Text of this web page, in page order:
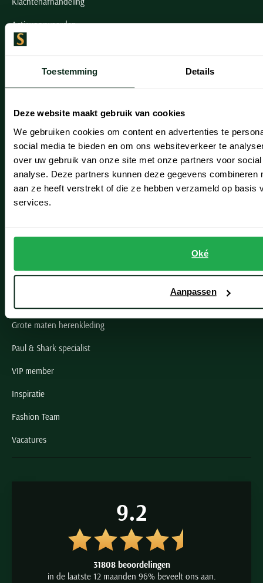
Toestemming Details
Deze website maakt gebruik van cookies
We gebruiken cookies om content en advertenties te
social media te bieden en om ons websiteverkeer te
over uw gebruik van onze site met onze partners voor
analyse. Deze partners kunnen deze gegevens combineren
aan ze heeft verstrekt of die ze hebben verzameld op basis
services.
Oké
Aanpassen
Actievoorwaarden
Artikelonderhoud
Heemstede
Hillegom
Leiderdorp
Openingstijden winkels
Grote maten herenkleding
Paul & Shark specialist
VIP member
Inspiratie
Fashion Team
Vacatures
9.2
31808 beoordelingen
in de laatste 12 maanden 96% beveelt ons aan.